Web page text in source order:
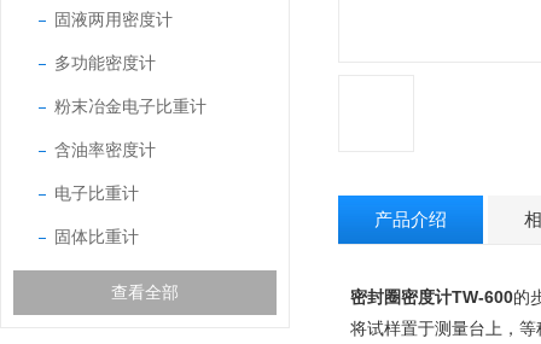
固液两用密度计
多功能密度计
粉末冶金电子比重计
含油率密度计
电子比重计
固体比重计
查看全部
产品介绍
密封圈密度计TW-600的
将试样置于测量台上，